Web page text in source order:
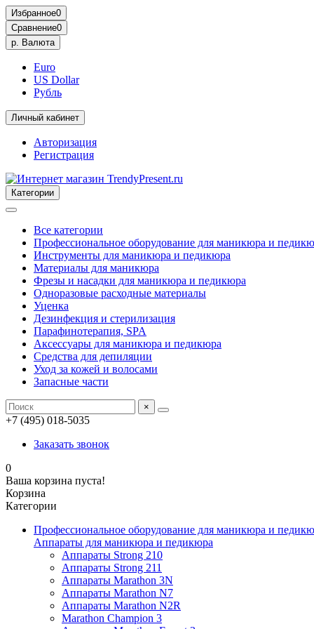
Избранное0
Сравнение0
р. Валюта
Euro
US Dollar
Рубль
Личный кабинет
Авторизация
Регистрация
Категории
Все категории
Профессиональное оборудование для маникюра и
Инструменты для маникюра и педикюра
Материалы для маникюра
Фрезы и насадки для маникюра и педикюра
Одноразовые расходные материалы
Уценка
Дезинфекция и стерилизация
Парафинотерапия, SPA
Аксессуары для маникюра и педикюра
Средства для депиляции
Уход за кожей и волосами
Запасные части
×
+7 (495) 018-5035
Заказать звонок
0
Ваша корзина пуста!
Корзина
Категории
Профессиональное оборудование для маникюра и
Аппараты для маникюра и педикюра
Аппараты Strong 210
Аппараты Strong 211
Аппараты Marathon 3N
Аппараты Marathon N7
Аппараты Marathon N2R
Marathon Champion 3